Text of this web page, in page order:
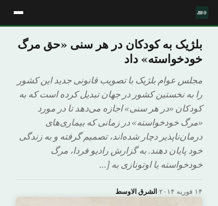
بلژیک به کودکان در هر سنی «حق مرگ
خودخواسته» داد
مجلس عوام بلژیک با تصویب قانونی جدید این کشور
را به نخستین کشور در جهان تبدیل کرده است که به
کودکان «در هر سنی» اجازه می‌دهد تا در مورد
«مرگ خودخواسته» در زمانی که بیماری‌های
درمان‌ناپذیر دچار شده‌اند، تصمیم گرفته و به زندگی
خود پایان دهند. به گزارش رادیو فردا، مرگ
خودخواسته یا اوتونازی به […
الشرق الاوسط· ۱۴ فوریه ۲۰۱۴